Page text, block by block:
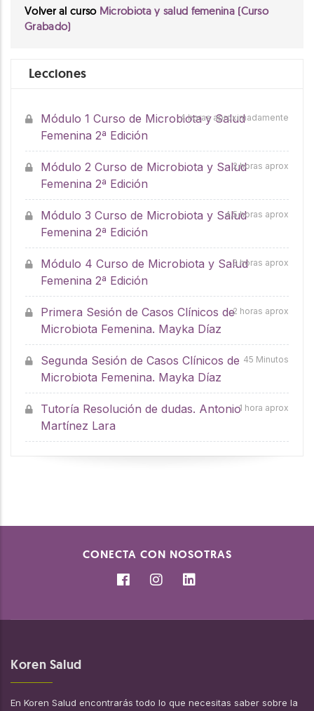
Volver al curso Microbiota y salud femenina (Curso
Grabado)
Lecciones
Módulo 1 Curso de Microbiota y Salud
Femenina 2ª Edición
4 horas aproximadamente
Módulo 2 Curso de Microbiota y Salud
Femenina 2ª Edición
2 horas aprox
Módulo 3 Curso de Microbiota y Salud
Femenina 2ª Edición
4,5 horas aprox
Módulo 4 Curso de Microbiota y Salud
Femenina 2ª Edición
3 horas aprox
Primera Sesión de Casos Clínicos de
Microbiota Femenina. Mayka Díaz
2 horas aprox
Segunda Sesión de Casos Clínicos de
Microbiota Femenina. Mayka Díaz
45 Minutos
Tutoría Resolución de dudas. Antonio
Martínez Lara
1 hora aprox
CONECTA CON NOSOTRAS
Koren Salud
En Koren Salud encontrarás todo lo que necesitas saber sobre la